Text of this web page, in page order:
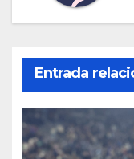
Entrada